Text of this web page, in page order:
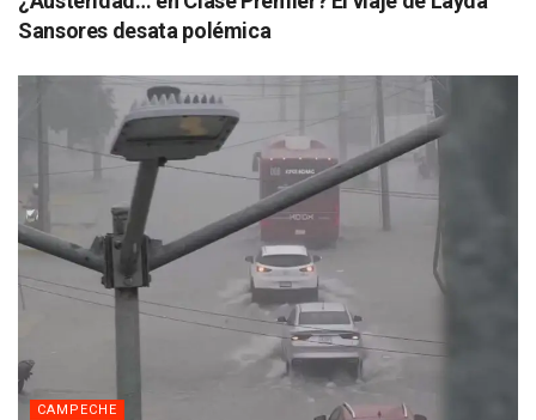
Sansores desata polémica
CAMPECHE